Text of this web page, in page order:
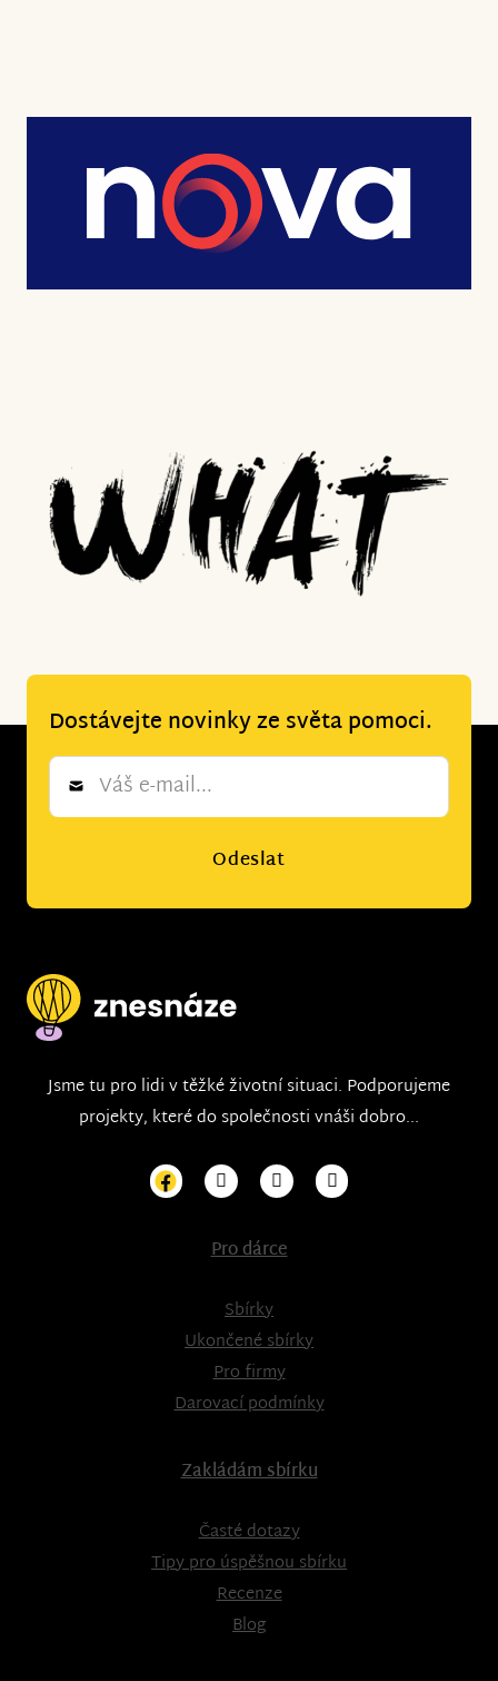
Dostávejte novinky ze světa pomoci.
Newsletter
Odeslat
Jsme tu pro lidi v těžké životní situaci. Podporujeme
projekty, které do společnosti vnáši dobro...
Pro dárce
Sbírky
Ukončené sbírky
Pro firmy
Darovací podmínky
Zakládám sbírku
Časté dotazy
Tipy pro úspěšnou sbírku
Recenze
Blog